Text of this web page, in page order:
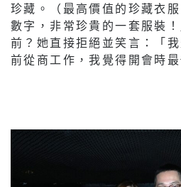
珍藏。（最高價值的珍藏衣
數字，非常珍貴的一套服裝
前？她直接拒絕並笑言：「
前從商工作，我覺得開會時最